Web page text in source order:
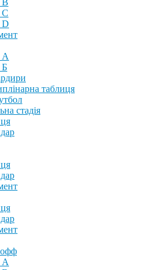
B
С
D
А
Б
таблиця
стадія
А